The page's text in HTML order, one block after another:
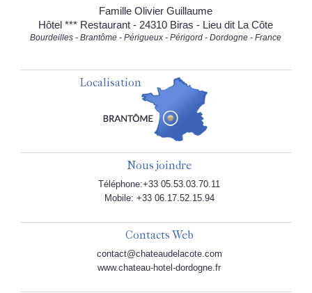
Famille Olivier Guillaume
Hôtel *** Restaurant - 24310 Biras - Lieu dit La Côte
Bourdeilles - Brantôme - Périgueux - Périgord - Dordogne - France
Localisation
Nous joindre
Téléphone:+33 05.53.03.70.11
Mobile: +33 06.17.52.15.94
Contacts Web
contact@chateaudelacote.com
www.chateau-hotel-dordogne.fr